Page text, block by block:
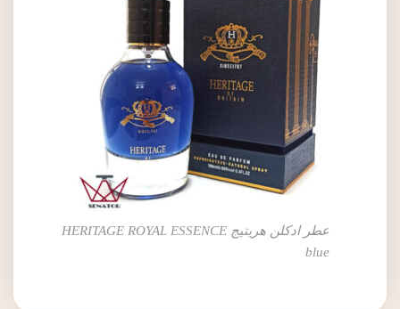
عطر ادکلن هریتیج HERITAGE ROYAL ESSENCE
blue